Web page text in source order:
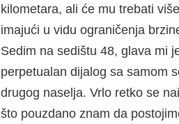
kilometara, ali će mu trebati
imajući u vidu ograničenja
Sedim na sedištu 48, glava mi
perpetualan dijalog sa samom
drugog naselja. Vrlo retko se
što pouzdano znam da